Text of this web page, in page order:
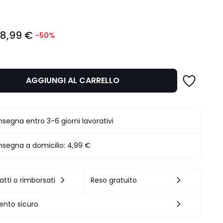
€ -50%
AGGIUNGI AL CARRELLO
entro 3-6 giorni lavorativi
a domicilio: 4,99 €
o rimborsati Reso gratuito
sicuro